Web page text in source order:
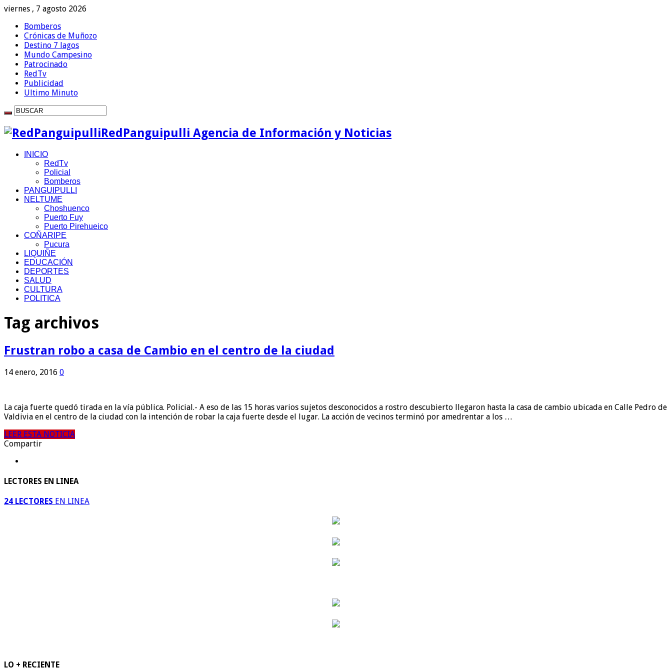
viernes , 7 agosto 2026
Bomberos
Crónicas de Muñozo
Destino 7 lagos
Mundo Campesino
Patrocinado
RedTv
Publicidad
Ultimo Minuto
RedPanguipulli Agencia de Información y Noticias
INICIO
RedTv
Policial
Bomberos
PANGUIPULLI
NELTUME
Choshuenco
Puerto Fuy
Puerto Pirehueico
COÑARIPE
Pucura
LIQUIÑE
EDUCACIÓN
DEPORTES
SALUD
CULTURA
POLITICA
Tag archivos
Frustran robo a casa de Cambio en el centro de la ciudad
14 enero, 2016 0
La caja fuerte quedó tirada en la vía pública. Policial.- A eso de las 15 horas varios sujetos desconocidos a rostro descubierto llegaron hasta la casa de cambio ubicada en Calle Pedro de
Valdivia en el centro de la ciudad con la intención de robar la caja fuerte desde el lugar. La acción de vecinos terminó por amedrentar a los …
LEER ESTA NOTICIA
Compartir
LECTORES EN LINEA
24 LECTORES EN LINEA
LO + RECIENTE